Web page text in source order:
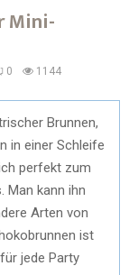
Mini-
0 1144
Brunnen,
in einer Schleife
perfekt zum
Man kann ihn
Arten von
ist
jede Party